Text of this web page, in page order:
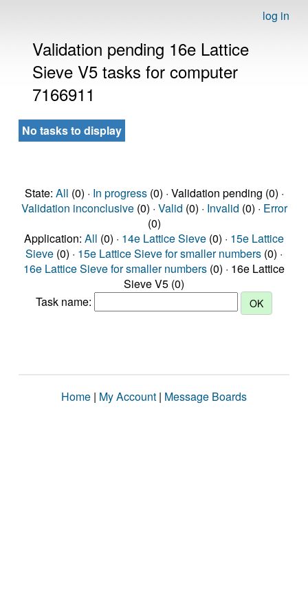
log in
Validation pending 16e Lattice
Sieve V5 tasks for computer
7166911
No tasks to display
State: All (0) · In progress(0) · Validation pending (0) ·
Validation inconclusive(0) · Valid (0) · Invalid (0) · Error
(0)
Application: All (0) · 14e Lattice Sieve (0) · 15e Lattice
Sieve (0) · 15e Lattice Sieve for smaller numbers (0) ·
16e Lattice Sieve for smaller numbers (0) · 16e Lattice
Sieve V5 (0)
Task name:
Home | My Account | Message Boards